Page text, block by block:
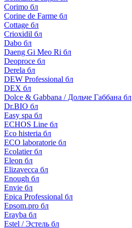
Corimo бл
Corine de Farme бл
Cottage бл
Crioxidil бл
Dabo бл
Daeng Gi Meo Ri бл
Deoproce бл
Derela бл
DEW Professional бл
DEX бл
Dolce & Gabbana / Дольче Габбана бл
Dr.BIO бл
Easy spa бл
ECHOS Line бл
Eco histeria бл
ECO laboratorie бл
Ecolatier бл
Eleon бл
Elizavecca бл
Enough бл
Envie бл
Epica Professional бл
Epsom.pro бл
Erayba бл
Estel / Эстель бл